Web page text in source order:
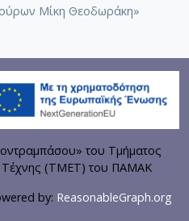
Μίκη Θεοδωράκη»
του Τμήματος
Τέχνης (ΤΜΕΤ) του ΠΑΜΑΚ
by: ReasonableGraph.org